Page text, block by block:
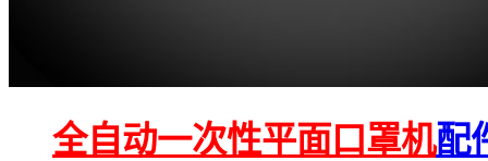
全自动一次性平面口罩机配